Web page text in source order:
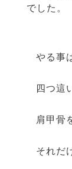
でした。
やる事
四つ這
肩甲骨
それだ